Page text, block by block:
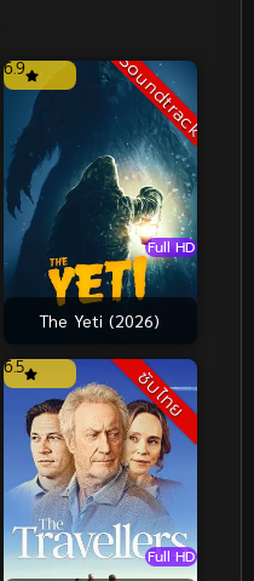
Soundtrack
Full HD
6.9
The Yeti (2026)
ซับไทย
Full HD
6.5